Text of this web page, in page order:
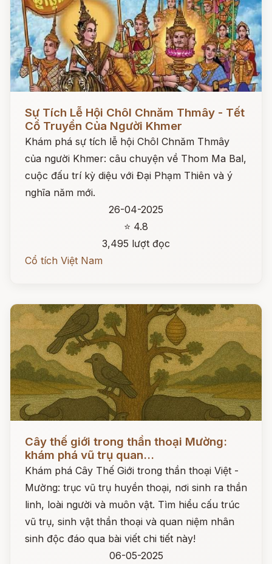
Sự Tích Lễ Hội Chôl Chnăm Thmây - Tết
Cổ Truyền Của Người Khmer
Khám phá sự tích lễ hội Chôl Chnăm Thmây
của người Khmer: câu chuyện về Thom Ma Bal,
cuộc đấu trí kỳ diệu với Đại Phạm Thiên và ý
nghĩa năm mới.
26-04-2025
⭐ 4.8
3,495 lượt đọc
Cổ tích Việt Nam
Cây thế giới trong thần thoại Mường:
khám phá vũ trụ quan...
Khám phá Cây Thế Giới trong thần thoại Việt -
Mường: trục vũ trụ huyền thoại, nơi sinh ra thần
linh, loài người và muôn vật. Tìm hiểu cấu trúc
vũ trụ, sinh vật thần thoại và quan niệm nhân
sinh độc đáo qua bài viết chi tiết này!
06-05-2025